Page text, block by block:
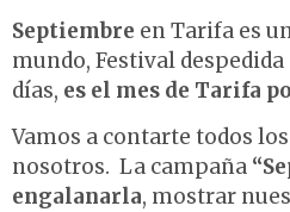
Septiembre en Tarifa es
mundo, Festival
días, es el mes de Tarifa
Vamos a contarte todos los
nosotros. La campaña
engalanarla, mostrar